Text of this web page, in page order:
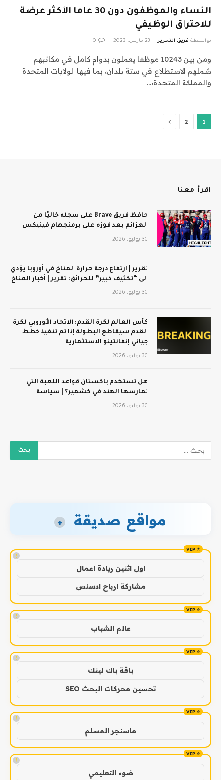
النساء والموظفون دون 30 عاما الأكثر عرضة
للاحتراق الوظيفي
بواسطة فريق التحرير 23 مارس، 2023 0
ومن بين 10243 موظفا يعملون بدوام كامل في مكاتبهم
شملهم الاستطلاع في ستة بلدان، بما فيها الولايات المتحدة
والمملكة المتحدة،…
1
2 التالي
اقرأ معنا
حافظ فريق Brave على سجله خاليًا من
الهزائم بعد فوزه على برمنجهام فينيكس
30 يوليو، 2026
تقرير | ارتفاع درجة حرارة المناخ في أوروبا يؤدي
إلى “تكثيف كبير” للحرائق: تقرير | أخبار المناخ
30 يوليو، 2026
كأس العالم لكرة القدم: الاتحاد الأوروبي لكرة
القدم سيقاطع البطولة إذا تم تنفيذ خطط
جياني إنفانتينو الاستثمارية
30 يوليو، 2026
هل تستخدم باكستان قواعد اللعبة التي
تمارسها الهند في كشمير؟ | سياسة
30 يوليو، 2026
مواقع صديقة +
!
اول اثنين ريادة اعمال
مشاركة ارباح ادسنس
!
عالم الشباب
!
باقة باك لينك
تحسين محركات البحث SEO
!
ماسنجر المسلم
!
ضوء التعليمي